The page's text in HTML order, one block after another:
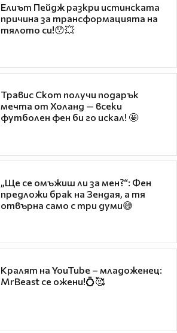
Елиът Пейдж разкри истинската
причина за трансформацията на
тялото си!😯💥
Травис Скот получи подарък
мечта от Холанд — всеки
футболен фен би го искал! 🤩
„Ще се омъжиш ли за мен?“: Фен
предложи брак на Зендая, а тя
отвърна само с три думи😅
Кралят на YouTube – младоженец:
MrBeast се ожени!💍🥰